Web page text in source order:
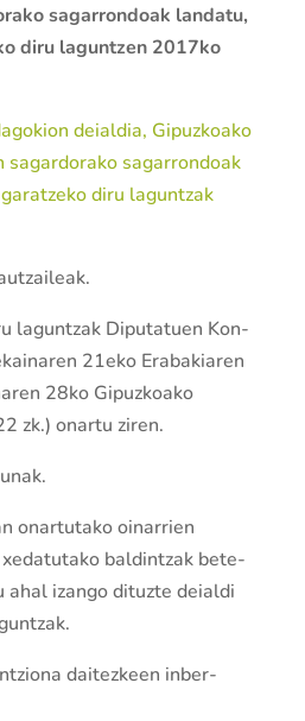
sagarrondoak landatu,
diru lagun­tzen 2017ko
deialdia, Gipuzkoako
sagarrondoak
diru lagun­tzak
lagun­tzak Diputatuen Kon­
21eko Erabakiaren
28ko Gipuzkoako
zk.) onartu ziren.
onartutako oinarrien
baldin­tzak bete­
izango dituzte deialdi
daitezkeen inber­